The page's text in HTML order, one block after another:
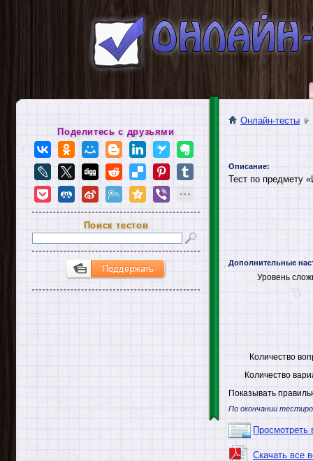
Онлайн-тесты
Описание:
Тест по предмету
Дополнительные
Уровень
Количество
Количество
Показывать
По окончании
Просмотреть
Скачать все
Поделитесь с друзьями
Поиск тестов